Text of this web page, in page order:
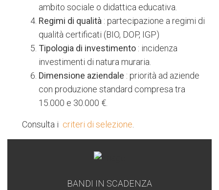
ambito sociale o didattica educativa.
Regimi di qualità : partecipazione a regimi di
qualità certificati (BIO, DOP, IGP)
Tipologia di investimento : incidenza
investimenti di natura muraria.
Dimensione aziendale : priorità ad aziende
con produzione standard compresa tra
15.000 e 30.000 €.
Consulta i criteri di selezione
BANDI IN SCADENZA